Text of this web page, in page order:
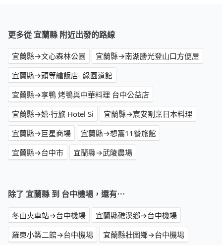
更多從 宜蘭縣 附近出發的路線
宜蘭縣→文心森林公園
宜蘭縣→南湖勝光登山口方便屋
宜蘭縣→頭等艙飯店- 綠園道館
宜蘭縣→享鴨 烤鴨與中華料理 台中公益店
宜蘭縣→嬉·行旅 Hotel Si
宜蘭縣→宸安割烹日本料理
宜蘭縣→巨星商場
宜蘭縣→想窩11餐旅館
宜蘭縣→台中市
宜蘭縣→武陵農場
除了 宜蘭縣 到 台中機場，還有⋯
冬山火車站→台中機場
宜蘭縣礁溪鄉→台中機場
羅東小築二館→台中機場
宜蘭縣壯圍鄉→台中機場